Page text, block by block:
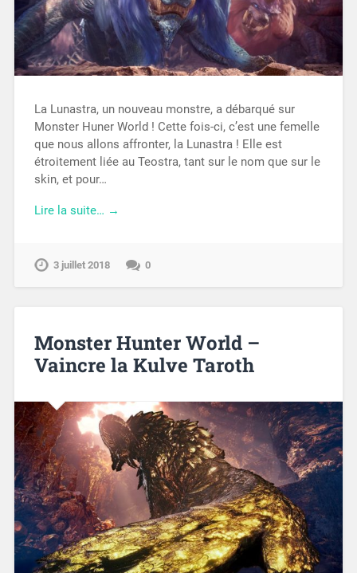
La Lunastra, un nouveau monstre, a débarqué sur
Monster Huner World ! Cette fois-ci, c’est une femelle
que nous allons affronter, la Lunastra ! Elle est
étroitement liée au Teostra, tant sur le nom que sur le
skin, et pour…
Lire la suite… →
3 juillet 2018 0
Monster Hunter World –
Vaincre la Kulve Taroth